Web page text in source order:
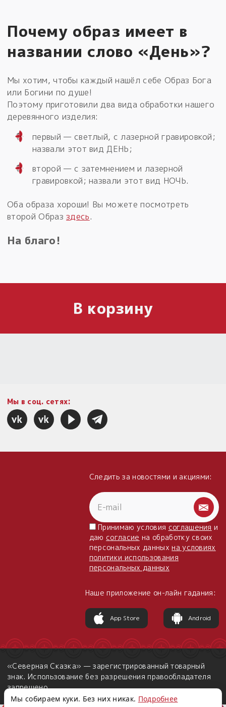
Почему образ имеет в
названии слово «День»?
Мы хотим, чтобы каждый нашёл себе Образ Бога
или Богини по душе!
Поэтому приготовили два вида обработки нашего
деревянного изделия:
первый — светлый, с лазерной гравировкой;
назвали этот вид ДЕНЬ;
второй — с затемнением и лазерной
гравировкой; назвали этот вид НОЧЬ.
Оба образа хороши! Вы можете посмотреть
второй Образздесь.
На благо!
В корзину
Мы в соц. сетях:
Следить за новостями и акциями:
Принимаю условия соглашения и
даю согласие на обработку своих
персональных данныхна условиях
политики использования
персональных данных
Наше приложение он-лайн гадания:
App Store Android
«Северная Сказка» — зарегистрированный товарный
знак. Использование без разрешения правообладателя
запрещено.
Мы собираем куки. Без них никак. Подробнее